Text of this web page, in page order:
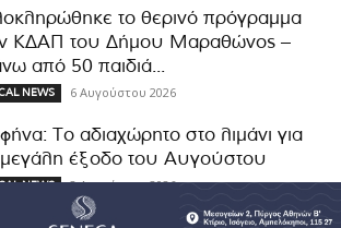
το θερινό πρόγραμμα
ΚΔΑΠ του Δήμου Μαραθώνος –
από 50 παιδιά...
NEWS 6 Αυγούστου 2026
Το αδιαχώρητο στο λιμάνι για
μεγάλη έξοδο του Αυγούστου
NEWS 2 Αυγούστου 2026